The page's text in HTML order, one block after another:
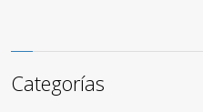
Categorías